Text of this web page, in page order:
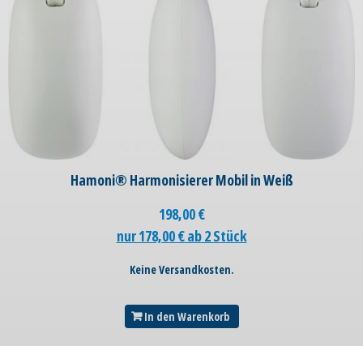
Hamoni® Harmonisierer Mobil in Weiß
198,00€
nur 178,00 € ab 2 Stück
Keine Versandkosten.
In den Warenkorb